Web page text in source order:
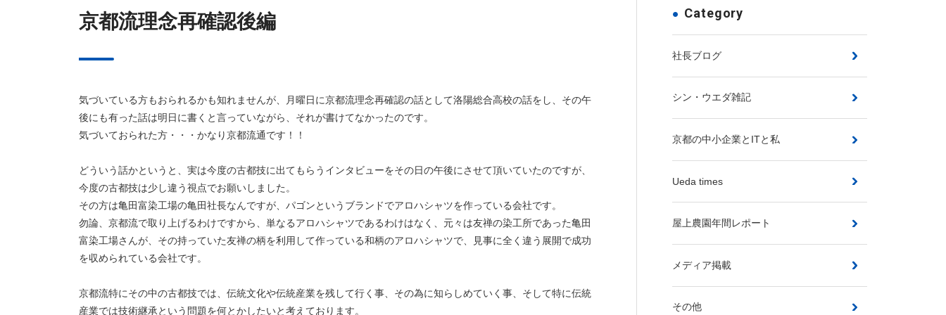
京都流理念再確認後編
気づいている方もおられるかも知れませんが、月曜日に京都流理念再確認の話として洛陽総合高校の話をし、その午
後にも有った話は明日に書くと言っていながら、それが書けてなかったのです。
気づいておられた方・・・かなり京都流通です！！
どういう話かというと、実は今度の古都技に出てもらうインタビューをその日の午後にさせて頂いていたのですが、
今度の古都技は少し違う視点でお願いしました。
その方は亀田富染工場の亀田社長なんですが、パゴンというブランドでアロハシャツを作っている会社です。
勿論、京都流で取り上げるわけですから、単なるアロハシャツであるわけはなく、元々は友禅の染工所であった亀田
富染工場さんが、その持っていた友禅の柄を利用して作っている和柄のアロハシャツで、見事に全く違う展開で成功
を収められている会社です。
京都流特にその中の古都技では、伝統文化や伝統産業を残して行く事、その為に知らしめていく事、そして特に伝統
産業では技術継承という問題を何とかしたいと考えております。
Category
社長ブログ
シン・ウエダ雑記
京都の中小企業とITと私
Ueda times
屋上農園年間レポート
メディア掲載
その他